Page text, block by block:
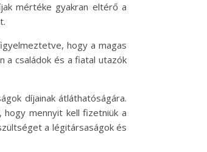
mértéke gyakran eltérő a
hogy a magas
a családok és a fiatal utazók
díjainak átláthatóságára.
hogy mennyit kell fizetniük a
a légitársaságok és